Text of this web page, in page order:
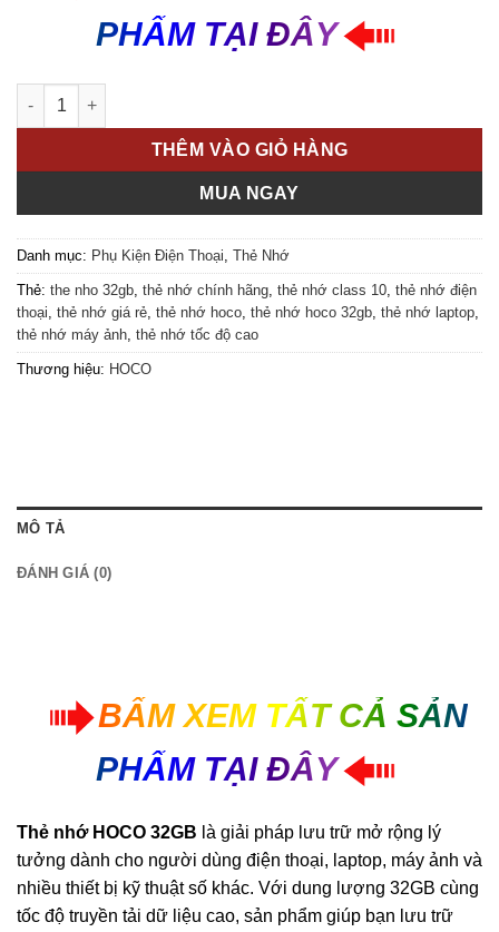
PHẨM TẠI ĐÂY
Thẻ Nhớ HOCO 32GB Tốc Độ Cao 90MB/s – Class 10 Chính
THÊM VÀO GIỎ HÀNG
MUA NGAY
Danh mục: Phụ Kiện Điện Thoại Thẻ Nhớ
Thẻ: the nho 32gb thẻ nhớ chính hãng thẻ nhớ class 10 thẻ nhớ điện
thoại thẻ nhớ giá rẻ thẻ nhớ hoco thẻ nhớ hoco 32gb thẻ nhớ laptop
thẻ nhớ máy ảnh thẻ nhớ tốc độ cao
Thương hiệu: HOCO
MÔ TẢ
ĐÁNH GIÁ (0)
BẤM XEM TẤT CẢ SẢN
PHẨM TẠI ĐÂY
Thẻ nhớ HOCO 32GB là giải pháp lưu trữ mở rộng lý
tưởng dành cho người dùng điện thoại, laptop, máy ảnh và
nhiều thiết bị kỹ thuật số khác. Với dung lượng 32GB cùng
tốc độ truyền tải dữ liệu cao, sản phẩm giúp bạn lưu trữ